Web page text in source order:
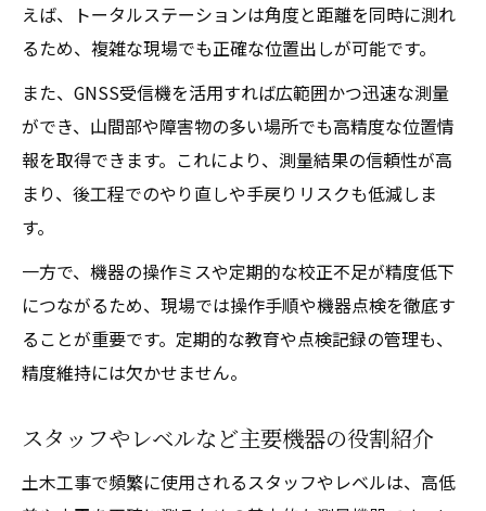
えば、トータルステーションは角度と距離を同時に測れ
るため、複雑な現場でも正確な位置出しが可能です。
また、GNSS受信機を活用すれば広範囲かつ迅速な測量
ができ、山間部や障害物の多い場所でも高精度な位置情
報を取得できます。これにより、測量結果の信頼性が高
まり、後工程でのやり直しや手戻りリスクも低減しま
す。
一方で、機器の操作ミスや定期的な校正不足が精度低下
につながるため、現場では操作手順や機器点検を徹底す
ることが重要です。定期的な教育や点検記録の管理も、
精度維持には欠かせません。
スタッフやレベルなど主要機器の役割紹介
土木工事で頻繁に使用されるスタッフやレベルは、高低